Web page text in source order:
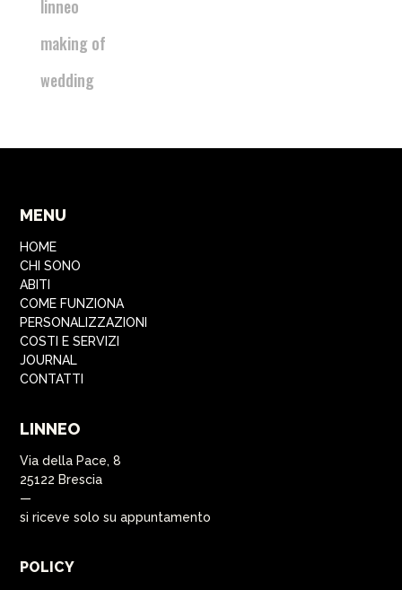
linneo
making of
wedding
MENU
HOME
CHI SONO
ABITI
COME FUNZIONA
PERSONALIZZAZIONI
COSTI E SERVIZI
JOURNAL
CONTATTI
LINNEO
Via della Pace, 8
25122 Brescia
—
si riceve solo su appuntamento
POLICY